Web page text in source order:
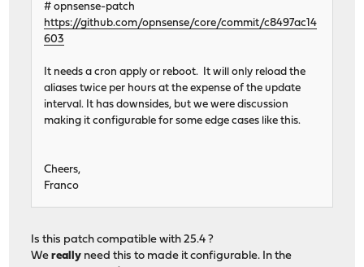
# opnsense-patch
https://github.com/opnsense/core/commit/c8497ac14
603
It needs a cron apply or reboot. It will only reload the
aliases twice per hours at the expense of the update
interval. It has downsides, but we were discussion
making it configurable for some edge cases like this.
Cheers,
Franco
Is this patch compatible with 25.4 ?
Wereally need this to made it configurable. In the